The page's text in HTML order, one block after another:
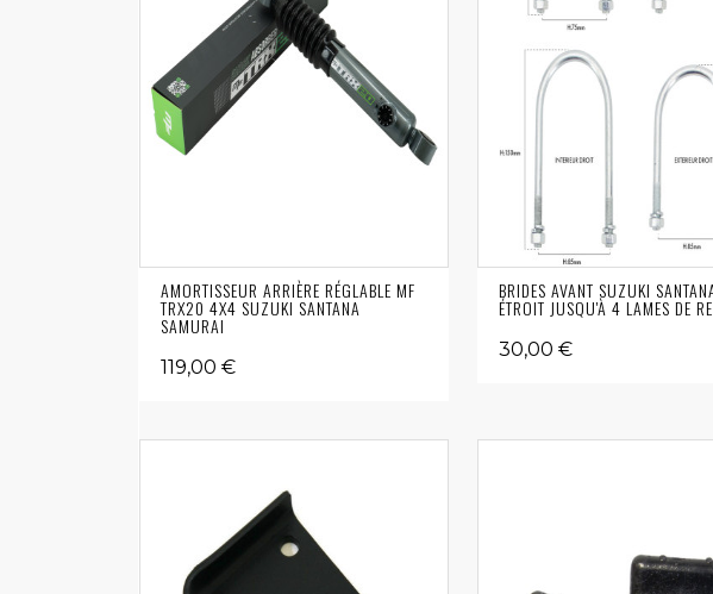
AMORTISSEUR ARRIÈRE RÉGLABLE MF
TRX20 4X4 SUZUKI SANTANA
SAMURAI
119,00 €
BRIDES AVANT SUZUKI
ÉTROIT JUSQU'À 4 LAMES DE
30,00 €